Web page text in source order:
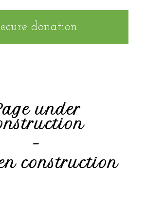
donation
under
–
construction